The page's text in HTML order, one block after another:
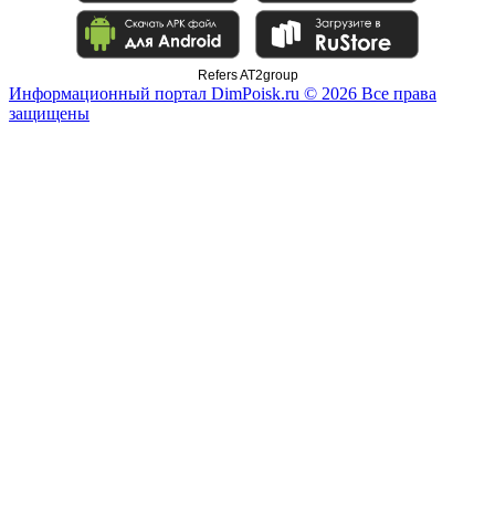
Refers AT2group
Информационный портал DimPoisk.ru © 2026 Все права
защищены